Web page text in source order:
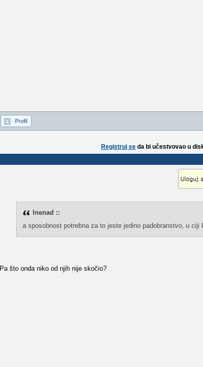
Profil
Registruj se da bi učestvovao u
lnenad ::
a sposobnost potrebna za to jeste jedino padobranstvo, u ciji
Pa što onda niko od njih nije skočio?